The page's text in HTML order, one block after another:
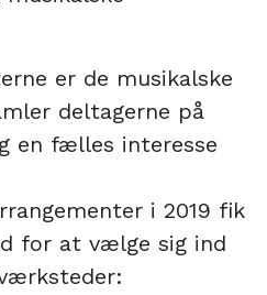
er de musikalske
deltagerne på
en fælles interesse
i 2019 fik
for at vælge sig ind